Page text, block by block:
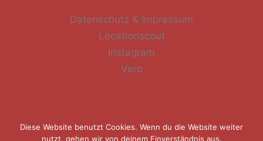
Datenschutz & Impressum
Locationscout
Instagram
Vero
Diese Website benutzt Cookies. Wenn du die Website weiter
nutzt, gehen wir von deinem Einverständnis aus.